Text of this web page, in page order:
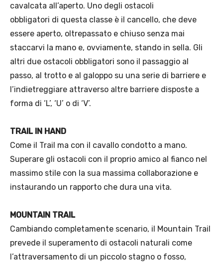
cavalcata all’aperto. Uno degli ostacoli
obbligatori di questa classe è il cancello, che deve
essere aperto, oltrepassato e chiuso senza mai
staccarvi la mano e, ovviamente, stando in sella. Gli
altri due ostacoli obbligatori sono il passaggio al
passo, al trotto e al galoppo su una serie di barriere e
l’indietreggiare attraverso altre barriere disposte a
forma di ‘L’, ‘U’ o di ‘V’.
TRAIL IN HAND
Come il Trail ma con il cavallo condotto a mano.
Superare gli ostacoli con il proprio amico al fianco nel
massimo stile con la sua massima collaborazione e
instaurando un rapporto che dura una vita.
MOUNTAIN TRAIL
Cambiando completamente scenario, il Mountain Trail
prevede il superamento di ostacoli naturali come
l’attraversamento di un piccolo stagno o fosso,